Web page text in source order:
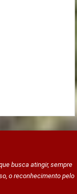
busca atingir, sempre
o reconhecimento pelo